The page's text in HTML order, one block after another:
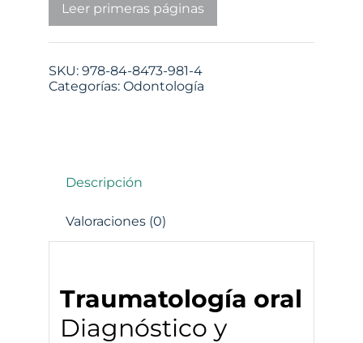
Leer primeras páginas
SKU: 978-84-8473-981-4
Categorías: Odontología
Descripción
Valoraciones (0)
Traumatología oral
Diagnóstico y